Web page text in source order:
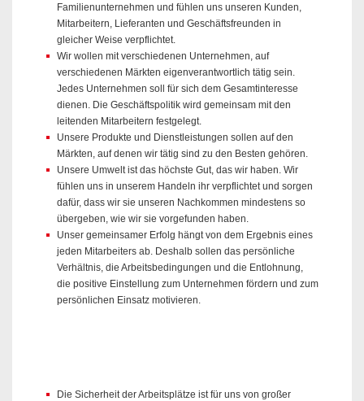
Familienunternehmen und fühlen uns unseren Kunden,
Mitarbeitern, Lieferanten und Geschäftsfreunden in
gleicher Weise verpflichtet.
Wir wollen mit verschiedenen Unternehmen, auf
verschiedenen Märkten eigenverantwortlich tätig sein.
Jedes Unternehmen soll für sich dem Gesamtinteresse
dienen. Die Geschäftspolitik wird gemeinsam mit den
leitenden Mitarbeitern festgelegt.
Unsere Produkte und Dienstleistungen sollen auf den
Märkten, auf denen wir tätig sind zu den Besten gehören.
Unsere Umwelt ist das höchste Gut, das wir haben. Wir
fühlen uns in unserem Handeln ihr verpflichtet und sorgen
dafür, dass wir sie unseren Nachkommen mindestens so
übergeben, wie wir sie vorgefunden haben.
Unser gemeinsamer Erfolg hängt von dem Ergebnis eines
jeden Mitarbeiters ab. Deshalb sollen das persönliche
Verhältnis, die Arbeitsbedingungen und die Entlohnung,
die positive Einstellung zum Unternehmen fördern und zum
persönlichen Einsatz motivieren.
Die Sicherheit der Arbeitsplätze ist für uns von großer